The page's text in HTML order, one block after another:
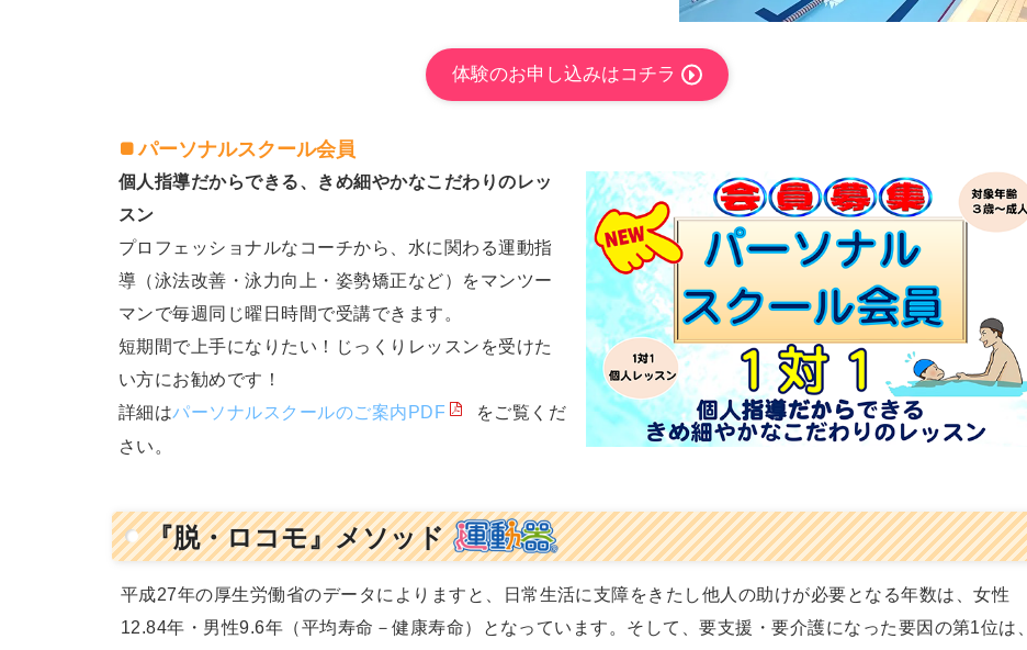
体験のお申し込みはコチラ
パーソナルスクール会員
個人指導だからできる、きめ細やかなこだわりのレッ
スン
プロフェッショナルなコーチから、水に関わる運動指
導（泳法改善・泳力向上・姿勢矯正など）をマンツー
マンで毎週同じ曜日時間で受講できます。
短期間で上手になりたい！じっくりレッスンを受けた
い方にお勧めです！
詳細はパーソナルスクールのご案内PDF
をご覧くだ
さい。
『脱・ロコモ』メソッド
平成27年の厚生労働省のデータによりますと、日常生活に支障をきたし他人の助けが必要となる年数は、女性
12.84年・男性9.6年（平均寿命－健康寿命）となっています。そして、要支援・要介護になった要因の第1位は、